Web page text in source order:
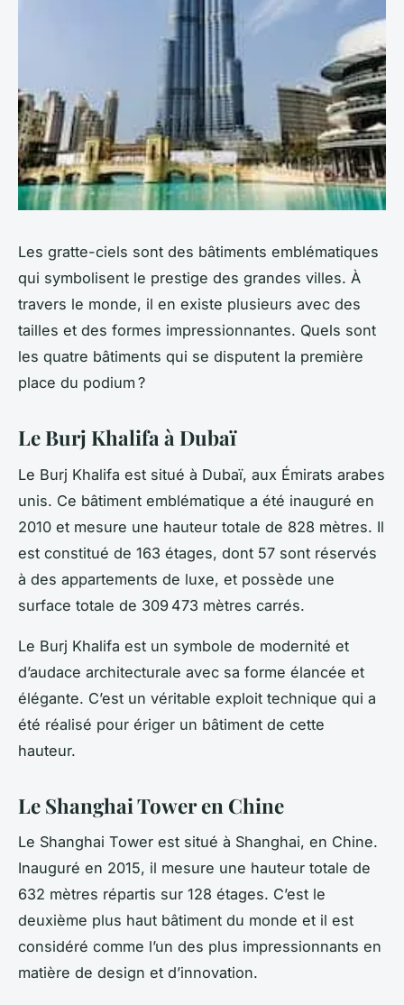
Les gratte-ciels sont des bâtiments emblématiques
qui symbolisent le prestige des grandes villes. À
travers le monde, il en existe plusieurs avec des
tailles et des formes impressionnantes. Quels sont
les quatre bâtiments qui se disputent la première
place du podium ?
Le Burj Khalifa à Dubaï
Le Burj Khalifa est situé à Dubaï, aux Émirats arabes
unis. Ce bâtiment emblématique a été inauguré en
2010 et mesure une hauteur totale de 828 mètres. Il
est constitué de 163 étages, dont 57 sont réservés
à des appartements de luxe, et possède une
surface totale de 309 473 mètres carrés.
Le Burj Khalifa est un symbole de modernité et
d’audace architecturale avec sa forme élancée et
élégante. C’est un véritable exploit technique qui a
été réalisé pour ériger un bâtiment de cette
hauteur.
Le Shanghai Tower en Chine
Le Shanghai Tower est situé à Shanghai, en Chine.
Inauguré en 2015, il mesure une hauteur totale de
632 mètres répartis sur 128 étages. C’est le
deuxième plus haut bâtiment du monde et il est
considéré comme l’un des plus impressionnants en
matière de design et d’innovation.